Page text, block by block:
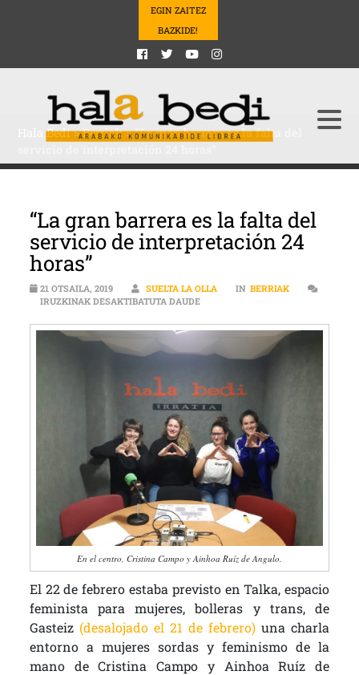
EGIN ZAITEZ
BAZKIDE!
Hala Bedi>Berriak>“La gran barrera es la falta del
“La gran barrera es la falta del
servicio de interpretación 24
horas”
21 OTSAILA, 2019 SUELTA LA OLLA IN BERRIAK
IRUZKINAK DESAKTIBATUTA DAUDE“LA GRAN BARRERA ES LA FALTA
En el centro, Cristina Campo y Ainhoa Ruíz de Angulo.
El 22 de febrero estaba previsto en Talka, espacio
feminista para mujeres, bolleras y trans, de
Gasteiz (desalojado el 21 de febrero) una charla
entorno a mujeres sordas y feminismo de la
mano de Cristina Campo y Ainhoa Ruíz de